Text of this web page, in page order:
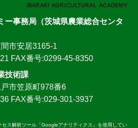
ー事務局（茨城県農業総合センタ
市安居3165-1
FAX番号:0299-45-8350
技術課
市笠原町978番6
FAX番号:029-301-3937
ス解析ツール「Googleアナリティクス」を使用してい